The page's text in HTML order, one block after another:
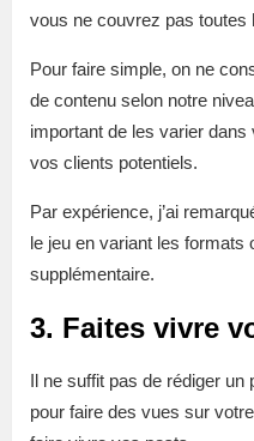
vous ne couvrez pas toutes
Pour faire simple, on ne
de contenu selon notre
important de les varier
vos clients potentiels.
Par expérience, j’ai
le jeu en variant les formats
supplémentaire.
3. Faites vivre
Il ne suffit pas de rédiger un
pour faire des vues sur